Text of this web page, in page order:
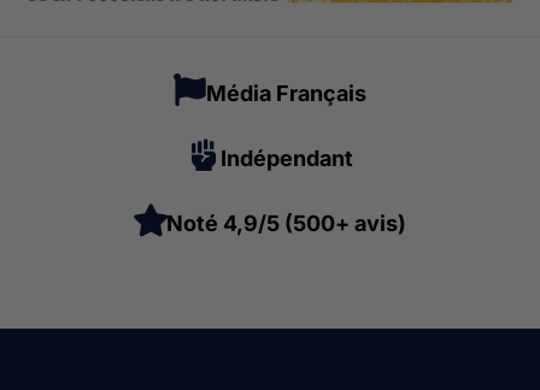
Média Français
Indépendant
Noté 4,9/5 (500+ avis)